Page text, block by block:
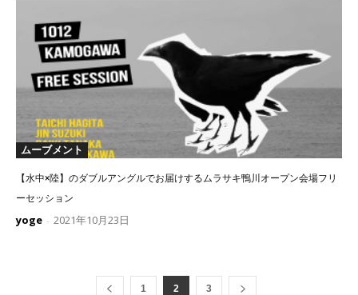
ムーブメント
【水中×陸】のダブルアングルでお届けするムラサキ鴨川オープン会場フリ
ーセッション
yoge - 2021年10月23日
1 2 3